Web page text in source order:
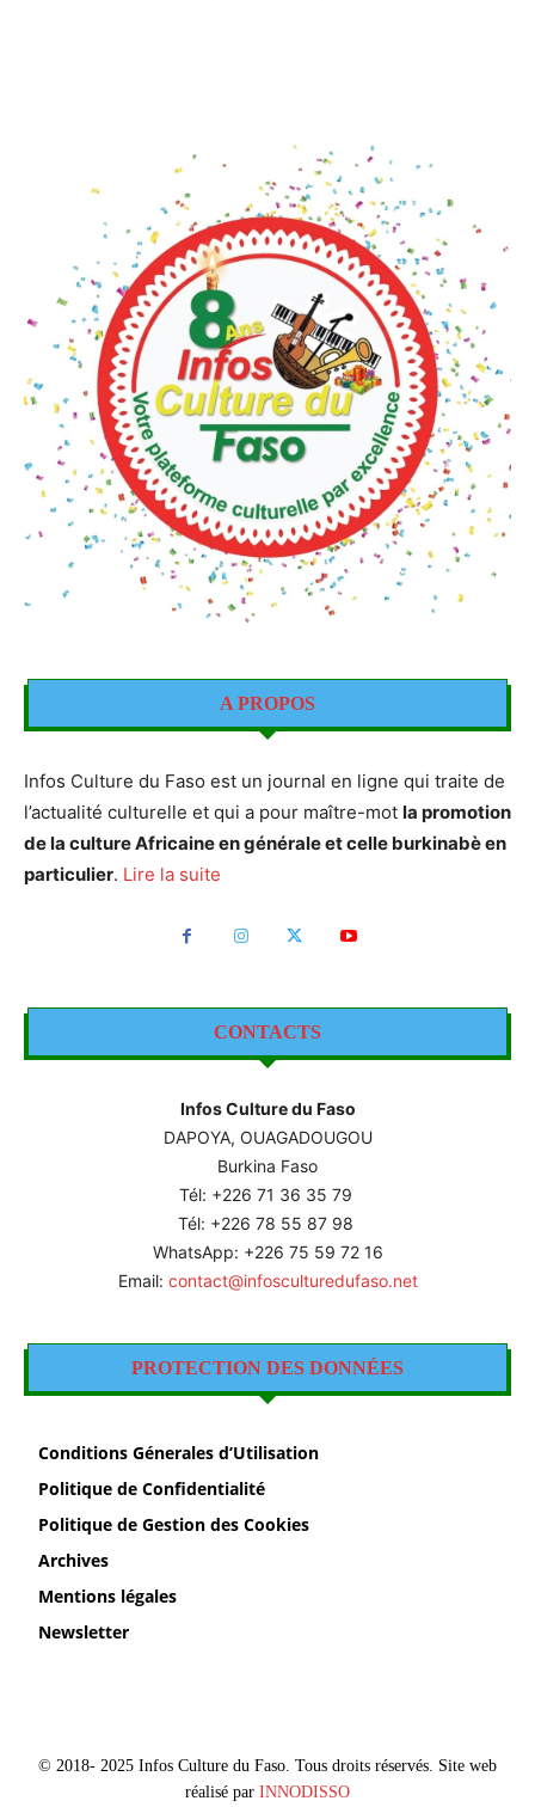
A PROPOS
Infos Culture du Faso est un journal en ligne qui traite de
l’actualité culturelle et qui a pour maître-mot la promotion
de la culture Africaine en générale et celle burkinabè en
particulier. Lire la suite
CONTACTS
Infos Culture du Faso
DAPOYA, OUAGADOUGOU
Burkina Faso
Tél: +226 71 36 35 79
Tél: +226 78 55 87 98
WhatsApp: +226 75 59 72 16
Email: contact@infosculturedufaso.net
PROTECTION DES DONNÉES
Conditions Génerales d’Utilisation
Politique de Confidentialité
Politique de Gestion des Cookies
Archives
Mentions légales
Newsletter
© 2018- 2025 Infos Culture du Faso. Tous droits réservés. Site web
réalisé par INNODISSO